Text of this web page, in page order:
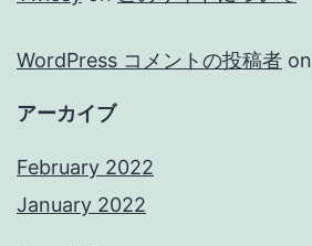
WordPress コメントの投稿者 on
アーカイブ
February 2022
January 2022